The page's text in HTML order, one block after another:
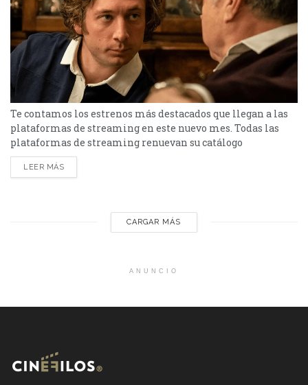
Te contamos los estrenos más destacados que llegan a las
plataformas de streaming en este nuevo mes. Todas las
plataformas de streaming renuevan su catálogo
mensualmente y suman estrenos con ofertas para todos
los gustos. Los estrenos más destacados los tiene Disney
LEER MÁS
CARGAR MÁS
ANUNCIO